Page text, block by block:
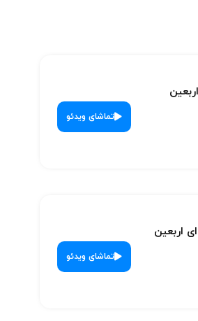
تماشای ویدئو
اربعین
تماشای ویدئو